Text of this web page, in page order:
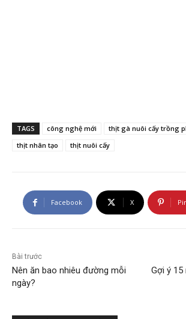
TAGS công nghệ mới
thịt gà nuôi cấy trồng
thịt nhân tạo
thịt nuôi cấy
Facebook X
Bài trước
Nên ăn bao nhiêu đường mỗi
ngày?
Gợi ý